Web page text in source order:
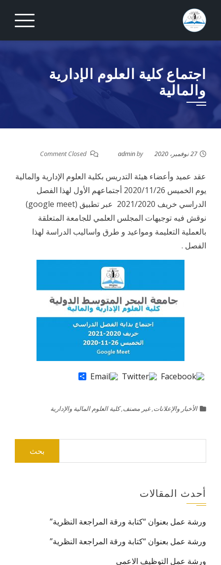
content
اجتماع كلية العلوم الإدارية
والمالية
27 نوفمبر، 2020 by
admin
Comment Closed
عقد عميد وأعضاء هيئة التدريس بكلية العلوم الإدارية والمالية
يوم الخميس 2020/11/26 أجتماعهم الأول لهذا الفصل
الدراسي خريف 2021/2020 عبر تطبيق (google meet)
نوقش فيه توجيهات المجلس العلمي للجامعة المتعلقة
بالعملية التعليمة ومواعيد و طرق واساليب الدراسة لهذا
الفصل .
الأخبار والإعلانات,غير مصنف,كلية العلوم المالية والإدارية
أحدث المقالات
ورشة عمل بعنوان “كتابة ورقة المراجعة النظرية”
ورشة عمل بعنوان “كتابة ورقة المراجعة النظرية”
ورشة عمل التوظيف الاعمى